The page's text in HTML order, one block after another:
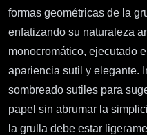
formas geométricas de la
enfatizando su naturaleza
monocromático, ejecutado
apariencia sutil y elegante.
sombreado sutiles para
papel sin abrumar la
la grulla debe estar